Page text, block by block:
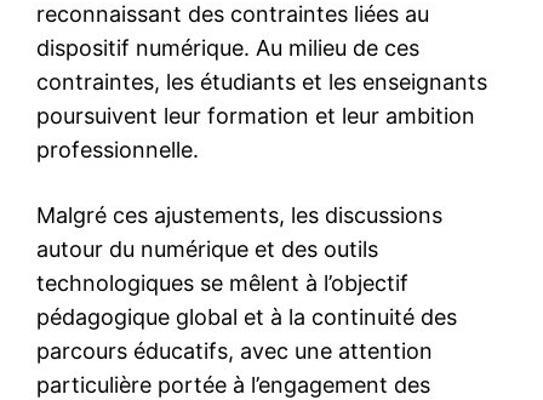
reconnaissant des contraintes liées au
dispositif numérique. Au milieu de ces
contraintes, les étudiants et les enseignants
poursuivent leur formation et leur ambition
professionnelle.
Malgré ces ajustements, les discussions
autour du numérique et des outils
technologiques se mêlent à l’objectif
pédagogique global et à la continuité des
parcours éducatifs, avec une attention
particulière portée à l’engagement des